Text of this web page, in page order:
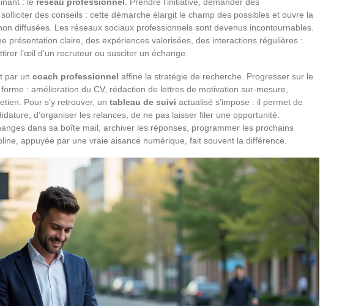
des conseils : cette démarche élargit le champ des possibles et ouvre la
diffusées. Les réseaux sociaux professionnels sont devenus incontournables.
présentation claire, des expériences valorisées, des interactions régulières :
l’œil d’un recruteur ou susciter un échange.
par un coach professionnel affine la stratégie de recherche. Progresser sur le
: amélioration du CV, rédaction de lettres de motivation sur-mesure,
Pour s’y retrouver, un tableau de suivi actualisé s’impose : il permet de
d’organiser les relances, de ne pas laisser filer une opportunité.
dans sa boîte mail, archiver les réponses, programmer les prochains
appuyée par une vraie aisance numérique, fait souvent la différence.